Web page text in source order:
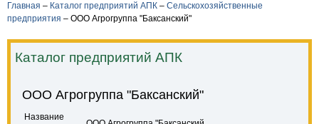
Главная – Каталог предприятий АПК – Сельскохозяйственные
предприятия – ООО Агрогруппа "Баксанский"
Каталог предприятий АПК
ООО Агрогруппа "Баксанский"
Название